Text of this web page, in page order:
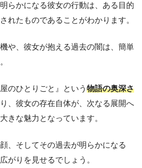
らかになる彼女の行動は、ある目的
れたものであることがわかります。
や、彼女が抱える過去の闇は、簡単
のひとりごと』という 物語の奥深さ
、彼女の存在自体が、次なる展開へ
きな魅力となっています。
、そしてその過去が明らかになる
がりを見せるでしょう。